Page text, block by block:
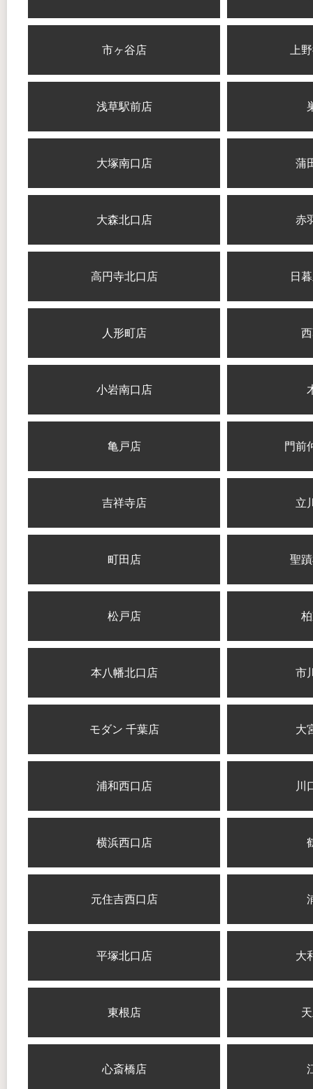
市ヶ谷店 上
浅草駅前店
大塚南口店 蒲
大森北口店 赤
高円寺北口店 日
人形町店
小岩南口店
亀戸店 門前
吉祥寺店 立
町田店 聖
松戸店
本八幡北口店 市
モダン 千葉店 大
浦和西口店 川
横浜西口店
元住吉西口店
平塚北口店 大
東根店
心斎橋店